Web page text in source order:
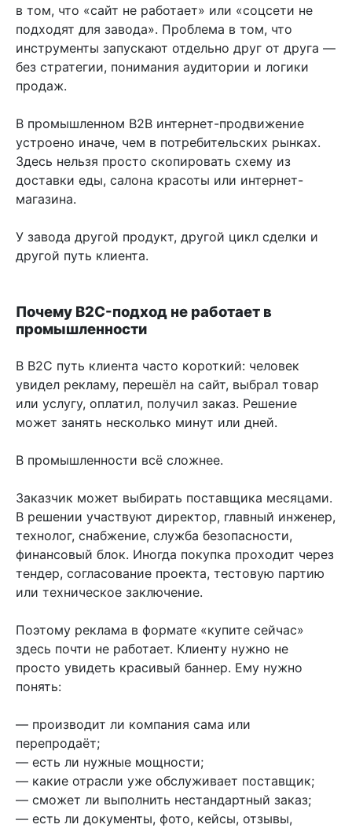
в том, что «сайт не работает» или «соцсети не
подходят для завода». Проблема в том, что
инструменты запускают отдельно друг от друга —
без стратегии, понимания аудитории и логики
продаж.
В промышленном B2B интернет-продвижение
устроено иначе, чем в потребительских рынках.
Здесь нельзя просто скопировать схему из
доставки еды, салона красоты или интернет-
магазина.
У завода другой продукт, другой цикл сделки и
другой путь клиента.
Почему B2C-подход не работает в
промышленности
В B2C путь клиента часто короткий: человек
увидел рекламу, перешёл на сайт, выбрал товар
или услугу, оплатил, получил заказ. Решение
может занять несколько минут или дней.
В промышленности всё сложнее.
Заказчик может выбирать поставщика месяцами.
В решении участвуют директор, главный инженер,
технолог, снабжение, служба безопасности,
финансовый блок. Иногда покупка проходит через
тендер, согласование проекта, тестовую партию
или техническое заключение.
Поэтому реклама в формате «купите сейчас»
здесь почти не работает. Клиенту нужно не
просто увидеть красивый баннер. Ему нужно
понять:
— производит ли компания сама или
перепродаёт;
— есть ли нужные мощности;
— какие отрасли уже обслуживает поставщик;
— сможет ли выполнить нестандартный заказ;
— есть ли документы, фото, кейсы, отзывы,